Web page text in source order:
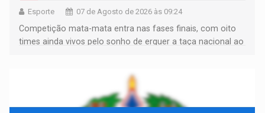
Esporte 07 de Agosto de 2026 às 09:24
Competição mata-mata entra nas fases finais, com oito
times ainda vivos pelo sonho de erguer a taça nacional ao